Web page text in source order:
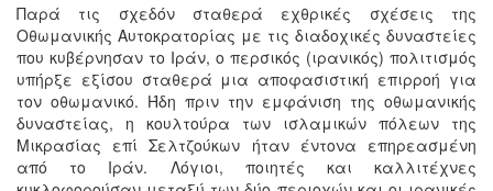
Παρά τις σχεδόν σταθερά εχθρικές σχέσεις της
Οθωμανικής Αυτοκρατορίας με τις διαδοχικές δυναστείες
που κυβέρνησαν το Ιράν, ο περσικός (ιρανικός) πολιτισμός
υπήρξε εξίσου σταθερά μια αποφασιστική επιρροή για
τον οθωμανικό. Ήδη πριν την εμφάνιση της οθωμανικής
δυναστείας, η κουλτούρα των ισλαμικών πόλεων της
Μικρασίας επί Σελτζούκων ήταν έντονα επηρεασμένη
από το Ιράν. Λόγιοι, ποιητές και καλλιτέχνες